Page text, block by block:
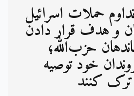
حملات اسرائیل
و هدف قرار دادن
حزب‌الله؛
خود توصیه
ترک کنند